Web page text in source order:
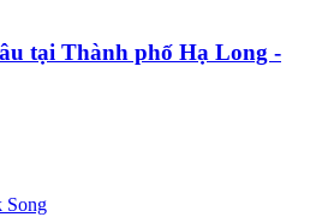
tại Thành phố Hạ Long -
Song